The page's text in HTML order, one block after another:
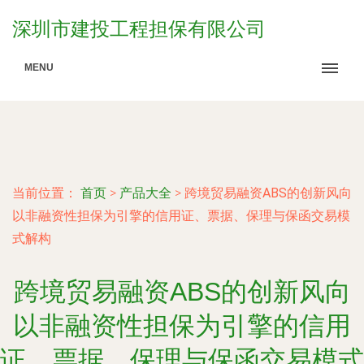
深圳市建投工程担保有限公司
MENU
当前位置： 首页 > 产品大全 > 跨境贸易融资ABS的创新风向
以非融资性担保为引擎的信用证、票据、保理与保函交易模
式解构
跨境贸易融资ABS的创新风向
以非融资性担保为引擎的信用